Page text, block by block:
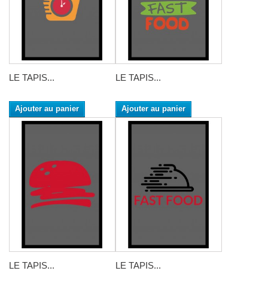
LE TAPIS...
Ajouter au panier
LE TAPIS...
Ajouter au panier
LE TAPIS... LE TAPIS...